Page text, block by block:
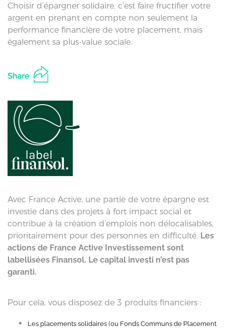
Choisir d’épargner solidaire, c’est faire fructifier votre
argent en prenant en compte non seulement la
performance financière de votre placement, mais
également sa plus-value sociale.
Avec France Active, une partie de votre épargne est
investie dans des projets à fort impact social et
contribue à la création d’emplois non délocalisables,
prioritairement pour des personnes en difficulté. Les
actions de France Active Investissement sont
labellisées Finansol. Le capital investi n’est pas
garanti.
Pour cela, vous disposez de 3 produits financiers :
Les placements solidaires (ou Fonds Communs de Placement